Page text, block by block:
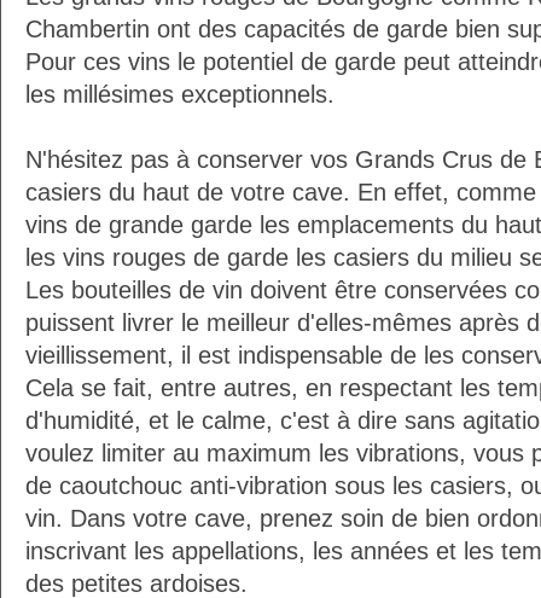
Chambertin ont des capacités de garde bien
Pour ces vins le potentiel de garde peut
les millésimes exceptionnels.
N'hésitez pas à conserver vos Grands Crus de
casiers du haut de votre cave. En effet,
vins de grande garde les emplacements du
les vins rouges de garde les casiers du milieu
Les bouteilles de vin doivent être conservées
puissent livrer le meilleur d'elles-mêmes après
vieillissement, il est indispensable de les
Cela se fait, entre autres, en respectant les
d'humidité, et le calme, c'est à dire sans
voulez limiter au maximum les vibrations, vous
de caoutchouc anti-vibration sous les casiers,
vin. Dans votre cave, prenez soin de bien
inscrivant les appellations, les années et les
des petites ardoises.